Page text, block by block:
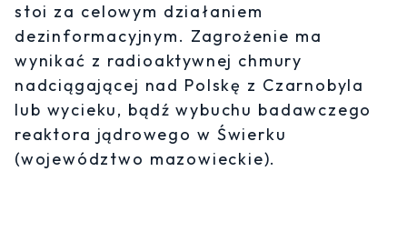
stoi za celowym działaniem
dezinformacyjnym. Zagrożenie ma
wynikać z radioaktywnej chmury
nadciągającej nad Polskę z Czarnobyla
lub wycieku, bądź wybuchu badawczego
reaktora jądrowego w Świerku
(województwo mazowieckie).